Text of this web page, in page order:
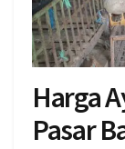
Harga
Pasar